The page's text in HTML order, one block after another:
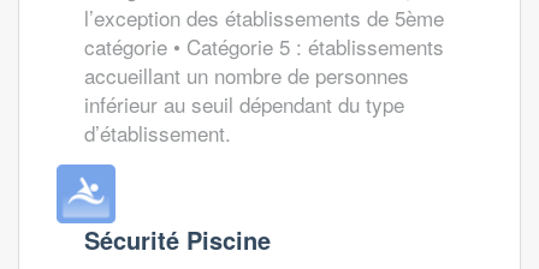
l’exception des établissements de 5ème
catégorie • Catégorie 5 : établissements
accueillant un nombre de personnes
inférieur au seuil dépendant du type
d’établissement.
Sécurité Piscine